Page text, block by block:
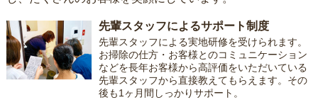
先輩スタッフによるサポート制度
先輩スタッフによる実地研修を受けられます。
お掃除の仕方・お客様とのコミュニケーション
などを長年お客様から高評価をいただいている
先輩スタッフから直接教えてもらえます。その
後も1ヶ月間しっかりサポート。